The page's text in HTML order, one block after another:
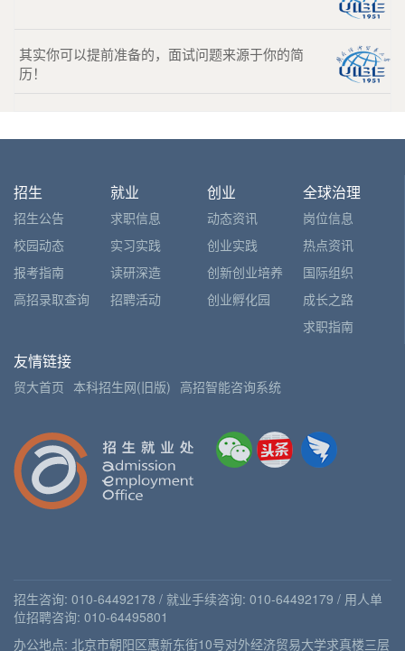
其实你可以提前准备的，面试问题来源于你的简
历！
招生
招生公告
校园动态
报考指南
高招录取查询
就业
求职信息
实习实践
读研深造
招聘活动
创业
动态资讯
创业实践
创新创业培养
创业孵化园
全球治理
岗位信息
热点资讯
国际组织
成长之路
求职指南
友情链接
贸大首页 本科招生网(旧版) 高招智能咨询系统
招生咨询: 010-64492178 / 就业手续咨询: 010-64492179 / 用人单
位招聘咨询: 010-64495801
办公地点: 北京市朝阳区惠新东街10号对外经济贸易大学求真楼三层